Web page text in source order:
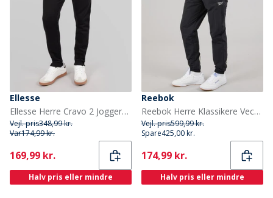
Ellesse
Ellesse Herre Cravo 2 Joggers Sort
Vejl. pris348,99 kr.
Var174,99 kr.
Current
169,99 kr.
Halv pris eller mindre
Reebok
Reebok Herre Klassikere Vector Vævet Træningsbukser Night Black
Vejl. pris599,99 kr.
Spare425,00 kr.
Current
174,99 kr.
Halv pris eller mindre